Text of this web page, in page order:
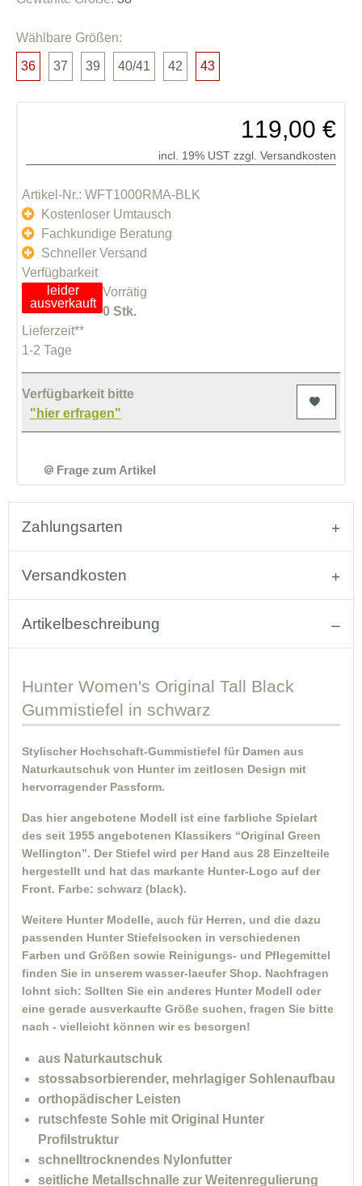
Wählbare Größen:
36 37 39 40/41 42 43
119,00 €
incl. 19% UST zzgl. Versandkosten
Artikel-Nr.: WFT1000RMA-BLK
Kostenloser Umtausch
Fachkundige Beratung
Schneller Versand
Verfügbarkeit
leider
ausverkauft
Vorrätig
0 Stk.
Lieferzeit**
1-2 Tage
Verfügbarkeit bitte
"hier erfragen"
Frage zum Artikel
Zahlungsarten
Versandkosten
Artikelbeschreibung
Hunter Women's Original Tall Black
Gummistiefel in schwarz
Stylischer Hochschaft-Gummistiefel für Damen aus
Naturkautschuk von Hunter im zeitlosen Design mit
hervorragender Passform.
Das hier angebotene Modell ist eine farbliche Spielart
des seit 1955 angebotenen Klassikers “Original Green
Wellington”. Der Stiefel wird per Hand aus 28 Einzelteile
hergestellt und hat das markante Hunter-Logo auf der
Front. Farbe: schwarz (black).
Weitere Hunter Modelle, auch für Herren, und die dazu
passenden Hunter Stiefelsocken in verschiedenen
Farben und Größen sowie Reinigungs- und Pflegemittel
finden Sie in unserem wasser-laeufer Shop. Nachfragen
lohnt sich: Sollten Sie ein anderes Hunter Modell oder
eine gerade ausverkaufte Größe suchen, fragen Sie bitte
nach - vielleicht können wir es besorgen!
aus Naturkautschuk
stossabsorbierender, mehrlagiger Sohlenaufbau
orthopädischer Leisten
rutschfeste Sohle mit Original Hunter
Profilstruktur
schnelltrocknendes Nylonfutter
seitliche Metallschnalle zur Weitenregulierung